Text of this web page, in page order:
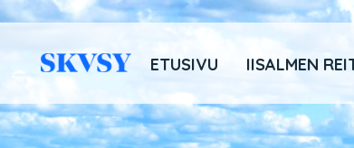
Hyppää
sisältöön
ETUSIVU IISALMEN